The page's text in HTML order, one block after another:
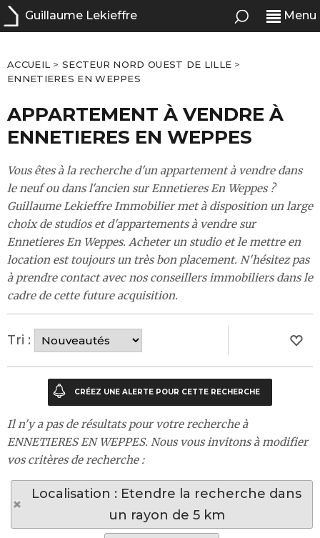
Guillaume Lekieffre Menu
ACCUEIL >SECTEUR NORD OUEST DE LILLE >
ENNETIERES EN WEPPES
APPARTEMENT À VENDRE À
ENNETIERES EN WEPPES
Vous êtes à la recherche d'un appartement à vendre dans
le neuf ou dans l'ancien sur Ennetieres En Weppes ?
Guillaume Lekieffre Immobilier met à disposition un large
choix de studios et d'appartements à vendre sur
Ennetieres En Weppes. Acheter un studio et le mettre en
location est toujours un très bon placement. N'hésitez pas
à prendre contact avec nos conseillers immobiliers dans le
cadre de cette future acquisition.
Tri :
Il n'y a pas de résultats pour votre recherche à
ENNETIERES EN WEPPES. Nous vous invitons à modifier
vos critères de recherche :
Localisation : Etendre la recherche dans
un rayon de 5 km